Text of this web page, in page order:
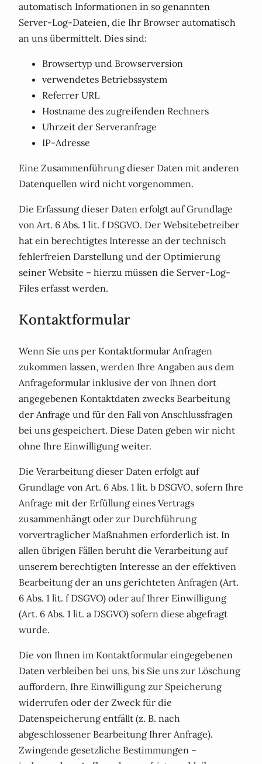
automatisch Informationen in so genannten
Server-Log-Dateien, die Ihr Browser automatisch
an uns übermittelt. Dies sind:
Browsertyp und Browserversion
verwendetes Betriebssystem
Referrer URL
Hostname des zugreifenden Rechners
Uhrzeit der Serveranfrage
IP-Adresse
Eine Zusammenführung dieser Daten mit anderen
Datenquellen wird nicht vorgenommen.
Die Erfassung dieser Daten erfolgt auf Grundlage
von Art. 6 Abs. 1 lit. f DSGVO. Der Websitebetreiber
hat ein berechtigtes Interesse an der technisch
fehlerfreien Darstellung und der Optimierung
seiner Website – hierzu müssen die Server-Log-
Files erfasst werden.
Kontaktformular
Wenn Sie uns per Kontaktformular Anfragen
zukommen lassen, werden Ihre Angaben aus dem
Anfrageformular inklusive der von Ihnen dort
angegebenen Kontaktdaten zwecks Bearbeitung
der Anfrage und für den Fall von Anschlussfragen
bei uns gespeichert. Diese Daten geben wir nicht
ohne Ihre Einwilligung weiter.
Die Verarbeitung dieser Daten erfolgt auf
Grundlage von Art. 6 Abs. 1 lit. b DSGVO, sofern Ihre
Anfrage mit der Erfüllung eines Vertrags
zusammenhängt oder zur Durchführung
vorvertraglicher Maßnahmen erforderlich ist. In
allen übrigen Fällen beruht die Verarbeitung auf
unserem berechtigten Interesse an der effektiven
Bearbeitung der an uns gerichteten Anfragen (Art.
6 Abs. 1 lit. f DSGVO) oder auf Ihrer Einwilligung
(Art. 6 Abs. 1 lit. a DSGVO) sofern diese abgefragt
wurde.
Die von Ihnen im Kontaktformular eingegebenen
Daten verbleiben bei uns, bis Sie uns zur Löschung
auffordern, Ihre Einwilligung zur Speicherung
widerrufen oder der Zweck für die
Datenspeicherung entfällt (z. B. nach
abgeschlossener Bearbeitung Ihrer Anfrage).
Zwingende gesetzliche Bestimmungen –